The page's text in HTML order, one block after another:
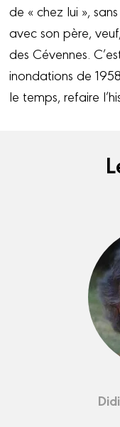
de « chez lui »,
avec son père,
des Cévennes.
inondations de
le temps, refaire